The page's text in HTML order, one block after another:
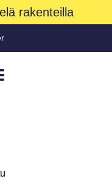
rakenteilla